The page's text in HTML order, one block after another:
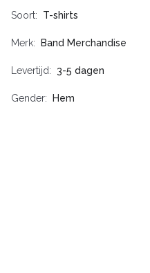
Soort T-shirts
Merk Band Merchandise
Levertijd 3-5 dagen
Gender Hem